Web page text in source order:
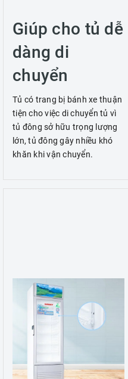
Giúp cho tủ dễ
dàng di
chuyển
Tủ có trang bị bánh xe thuận
tiện cho việc di chuyển tủ vì
tủ đông sở hữu trọng lượng
lớn, tủ đông gây nhiều khó
khăn khi vận chuyển.